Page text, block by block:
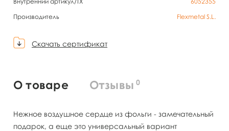
Производитель
Flexmetal S.L.
Скачать сертификат
О товаре Отзывы 0
Нежное воздушное сердце из фольги - замечательный
подарок, а еще это универсальный вариант